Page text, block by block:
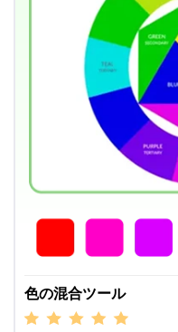
色の混合ツール